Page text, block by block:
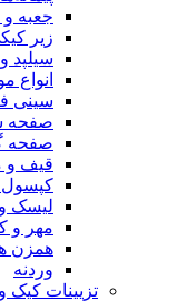
جعبه
زیر
سیلپد
انواع
سینی
صفحه
صفحه
قیف و
کپسول
لیسک
مهر و
همزن
وردنه
تزیینات کیک